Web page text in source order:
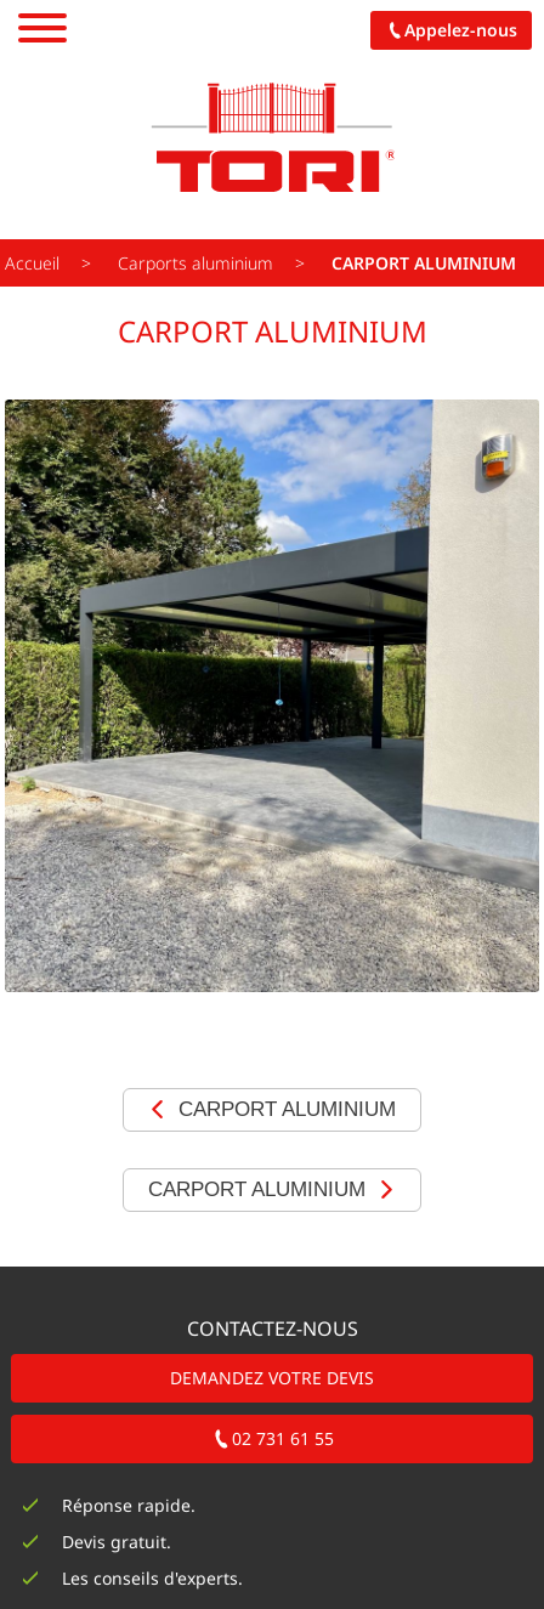
Appelez-nous
CARPORTS
PORCHES
CUISINES
MOTORISATIONS
RÉALISATIONS
SHOWROOM
DEVIS &
CONTACT
Accueil Carports aluminium CARPORT ALUMINIUM
CARPORT ALUMINIUM
CARPORT ALUMINIUM
CARPORT ALUMINIUM
CONTACTEZ-NOUS
DEMANDEZ VOTRE DEVIS
02 731 61 55
Réponse rapide.
Devis gratuit.
Les conseils d'experts.